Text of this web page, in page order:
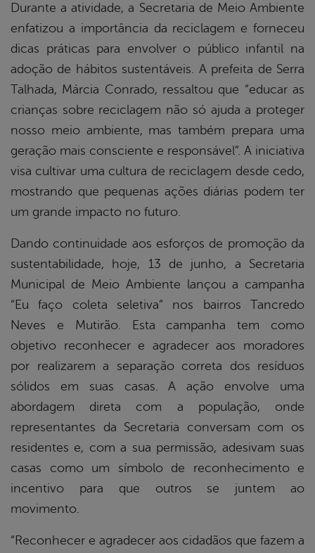
Durante a atividade, a Secretaria de Meio Ambiente
enfatizou a importância da reciclagem e forneceu
dicas práticas para envolver o público infantil na
adoção de hábitos sustentáveis. A prefeita de Serra
Talhada, Márcia Conrado, ressaltou que “educar as
crianças sobre reciclagem não só ajuda a proteger
nosso meio ambiente, mas também prepara uma
geração mais consciente e responsável”. A iniciativa
visa cultivar uma cultura de reciclagem desde cedo,
mostrando que pequenas ações diárias podem ter
um grande impacto no futuro.
Dando continuidade aos esforços de promoção da
sustentabilidade, hoje, 13 de junho, a Secretaria
Municipal de Meio Ambiente lançou a campanha
“Eu faço coleta seletiva” nos bairros Tancredo
Neves e Mutirão. Esta campanha tem como
objetivo reconhecer e agradecer aos moradores
por realizarem a separação correta dos resíduos
sólidos em suas casas. A ação envolve uma
abordagem direta com a população, onde
representantes da Secretaria conversam com os
residentes e, com a sua permissão, adesivam suas
casas como um símbolo de reconhecimento e
incentivo para que outros se juntem ao
movimento.
“Reconhecer e agradecer aos cidadãos que fazem a